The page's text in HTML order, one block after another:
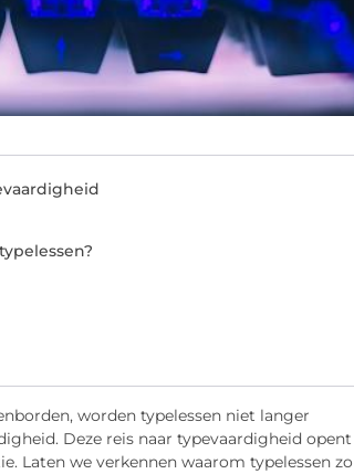
worden typelessen niet langer
Deze reis naar typevaardigheid opent
Laten we verkennen waarom typelessen zo